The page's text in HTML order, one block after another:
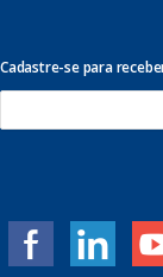
Cadastre-se para
m